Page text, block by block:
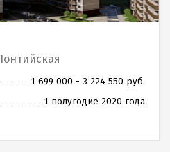
1 699 000 - 3 224 550 руб.
1 полугодие 2020 года